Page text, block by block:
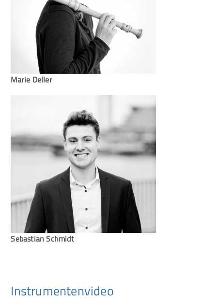
Marie Deller
Sebastian Schmidt
Instrumentenvideo